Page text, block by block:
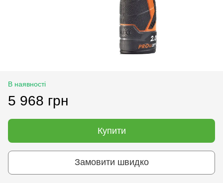
В наявності
5 968 грн
Купити
Замовити швидко